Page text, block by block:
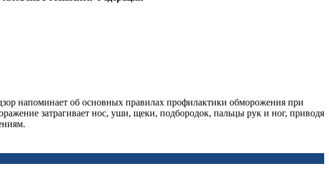
напоминает об основных правилах профилактики обморожения при
затрагивает нос, уши, щеки, подбородок, пальцы рук и ног, приводя